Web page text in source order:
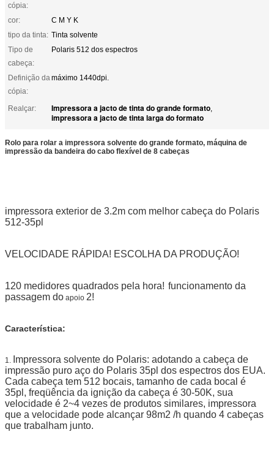
cópia:
cor:
C M Y K
tipo da tinta: Tinta solvente
Tipo de
cabeça:
Polaris 512 dos espectros
Definição da
cópia:
máximo 1440dpi.
Realçar: Impressora a jacto de tinta do grande formato,
impressora a jacto de tinta larga do formato
Rolo para rolar a impressora solvente do grande formato, máquina de
impressão da bandeira do cabo flexível de 8 cabeças
impressora exterior de 3.2m com melhor cabeça do Polaris
512-35pl
VELOCIDADE RÁPIDA! ESCOLHA DA PRODUÇÃO!
120 medidores quadrados pela hora! funcionamento da
passagem do apoio 2!
Característica:
1. Impressora solvente do Polaris: adotando a cabeça de
impressão puro aço do Polaris 35pl dos espectros dos EUA.
Cada cabeça tem 512 bocais, tamanho de cada bocal é
35pl, freqüência da ignição da cabeça é 30-50K, sua
velocidade é 2~4 vezes de produtos similares, impressora
que a velocidade pode alcançar 98m2 /h quando 4 cabeças
que trabalham junto.